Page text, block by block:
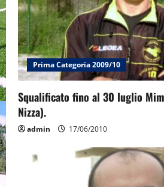
Prima Categoria 2009/10
Squalificato fino al 30 luglio
Nizza).
admin 17/06/2010